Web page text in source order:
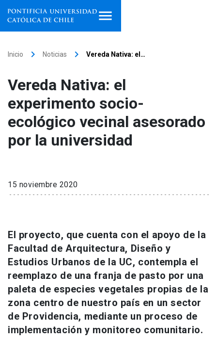
Facultades, escuelas e
institutos
Investigación
Información para keyboard_arrow_down
Futuros estudiantes
Estudiantes
Académicos
Go to english site launch
ACCESOS DIRECTOS
Admisión launch
Mi Cuenta UC
Inicio keyboard_arrow_right Noticias keyboard_arrow_right Vereda Nativa: el…
Vereda Nativa: el
experimento socio-
ecológico vecinal asesorado
por la universidad
15 noviembre 2020
El proyecto, que cuenta con el apoyo de la
Facultad de Arquitectura, Diseño y
Estudios Urbanos de la UC, contempla el
reemplazo de una franja de pasto por una
paleta de especies vegetales propias de la
zona centro de nuestro país en un sector
de Providencia, mediante un proceso de
implementación y monitoreo comunitario.